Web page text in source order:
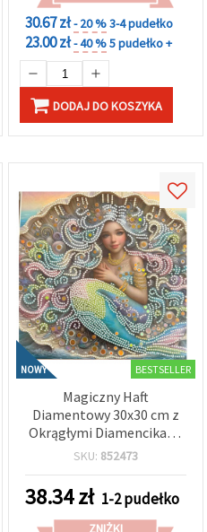
30.67 zł- 20 %3-4 pudełko
23.00 zł- 40 %5 pudełko +
DODAJ DO KOSZYKA
NOWY BESTSELLER
Magiczny Haft
Diamentowy 30x30 cm z
Okrągłymi Diamencikami
– Częściowe Wyklejanie
Elegancką Ramką LT-3535
SKU: 852473
38.34zł 1-2 pudełko
ZNIŻKI